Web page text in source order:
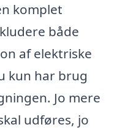
komplet
både
af elektriske
kun har brug
Jo mere
udføres, jo